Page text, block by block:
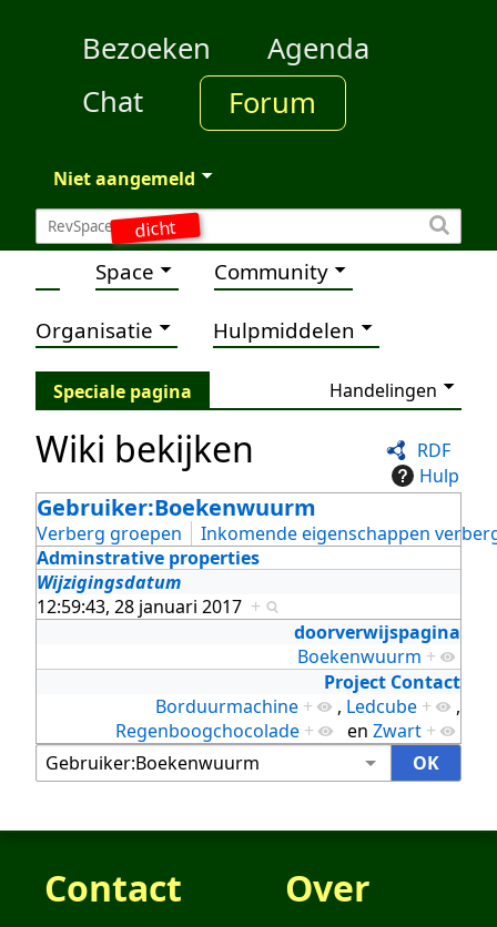
dicht
Bezoeken
Agenda
Chat
Forum
Niet aangemeld
Space Community
Organisatie Hulpmiddelen
Speciale pagina Handelingen
RDF
Hulp
Wiki bekijken
Gebruiker:Boekenwuurm
Verberg groepen
Inkomende eigenschappen
Adminstrative properties
Wijzigingsdatum
12:59:43, 28 januari 2017 +
doorverwijspagina
Boekenwuurm +
Project Contact
Borduurmachine + , Ledcube +
,
Regenboogchocolade + en Zwart +
Contact Over